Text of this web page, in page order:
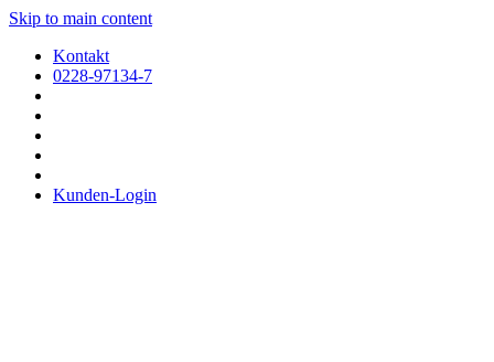
Skip to main content
Kontakt
0228-97134-7
Kunden-Login